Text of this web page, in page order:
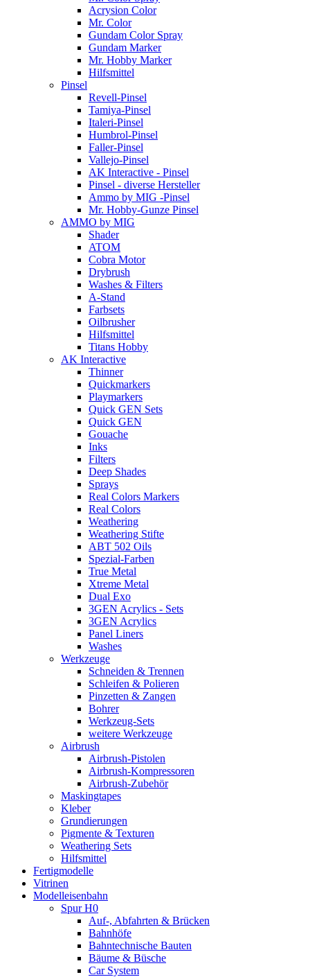
Acrysion Color
Mr. Color
Gundam Color Spray
Gundam Marker
Mr. Hobby Marker
Hilfsmittel
Pinsel
Revell-Pinsel
Tamiya-Pinsel
Italeri-Pinsel
Humbrol-Pinsel
Faller-Pinsel
Vallejo-Pinsel
AK Interactive - Pinsel
Pinsel - diverse Hersteller
Ammo by MIG -Pinsel
Mr. Hobby-Gunze Pinsel
AMMO by MIG
Shader
ATOM
Cobra Motor
Drybrush
Washes & Filters
A-Stand
Farbsets
Oilbrusher
Hilfsmittel
Titans Hobby
AK Interactive
Thinner
Quickmarkers
Playmarkers
Quick GEN Sets
Quick GEN
Gouache
Inks
Filters
Deep Shades
Sprays
Real Colors Markers
Real Colors
Weathering
Weathering Stifte
ABT 502 Oils
Spezial-Farben
True Metal
Xtreme Metal
Dual Exo
3GEN Acrylics - Sets
3GEN Acrylics
Panel Liners
Washes
Werkzeuge
Schneiden & Trennen
Schleifen & Polieren
Pinzetten & Zangen
Bohrer
Werkzeug-Sets
weitere Werkzeuge
Airbrush
Airbrush-Pistolen
Airbrush-Kompressoren
Airbrush-Zubehör
Maskingtapes
Kleber
Grundierungen
Pigmente & Texturen
Weathering Sets
Hilfsmittel
Fertigmodelle
Vitrinen
Modelleisenbahn
Spur H0
Auf-, Abfahrten & Brücken
Bahnhöfe
Bahntechnische Bauten
Bäume & Büsche
Car System